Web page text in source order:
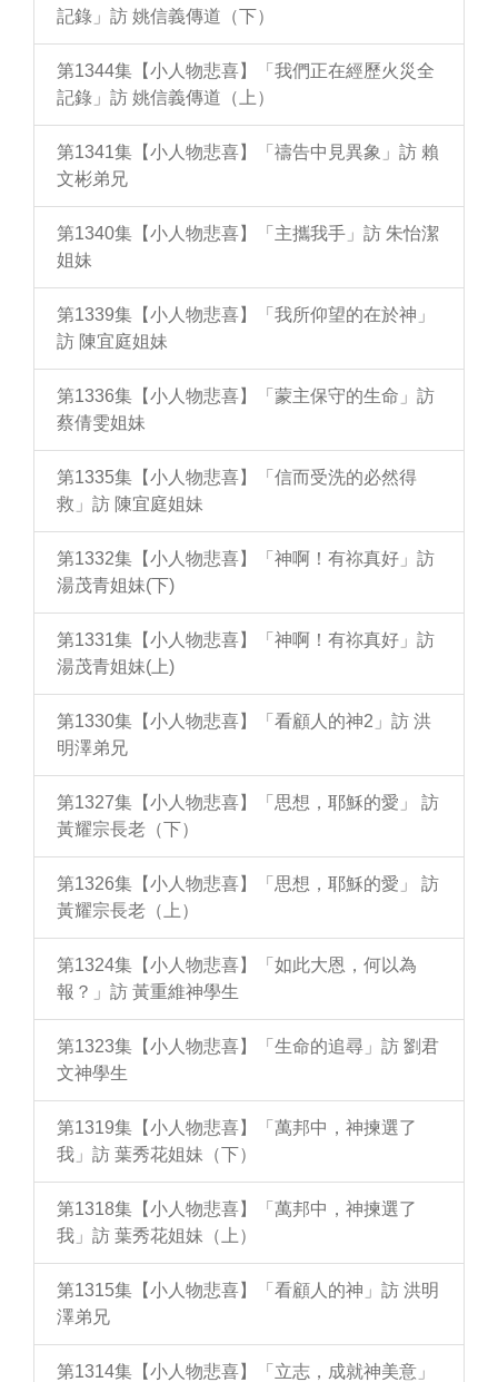
記錄」訪 姚信義傳道（下）
第1344集【小人物悲喜】「我們正在經歷火災全
記錄」訪 姚信義傳道（上）
第1341集【小人物悲喜】「禱告中見異象」訪 賴
文彬弟兄
第1340集【小人物悲喜】「主攜我手」訪 朱怡潔
姐妹
第1339集【小人物悲喜】「我所仰望的在於神」
訪 陳宜庭姐妹
第1336集【小人物悲喜】「蒙主保守的生命」訪
蔡倩雯姐妹
第1335集【小人物悲喜】「信而受洗的必然得
救」訪 陳宜庭姐妹
第1332集【小人物悲喜】「神啊！有祢真好」訪
湯茂青姐妹(下)
第1331集【小人物悲喜】「神啊！有祢真好」訪
湯茂青姐妹(上)
第1330集【小人物悲喜】「看顧人的神2」訪 洪
明澤弟兄
第1327集【小人物悲喜】「思想，耶穌的愛」 訪
黃耀宗長老（下）
第1326集【小人物悲喜】「思想，耶穌的愛」 訪
黃耀宗長老（上）
第1324集【小人物悲喜】「如此大恩，何以為
報？」訪 黃重維神學生
第1323集【小人物悲喜】「生命的追尋」訪 劉君
文神學生
第1319集【小人物悲喜】「萬邦中，神揀選了
我」訪 葉秀花姐妹（下）
第1318集【小人物悲喜】「萬邦中，神揀選了
我」訪 葉秀花姐妹（上）
第1315集【小人物悲喜】「看顧人的神」訪 洪明
澤弟兄
第1314集【小人物悲喜】「立志，成就神美意」